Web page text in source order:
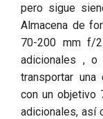
pero sigue
Almacena de
70-200 mm f/
adicionales , o
transportar una
con un objetivo
adicionales, así